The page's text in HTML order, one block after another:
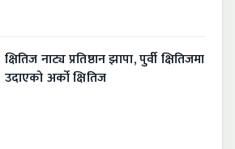
क्षितिज नाट्य प्रतिष्ठान झापा, पुर्वी क्षितिजमा
उदाएको अर्को क्षितिज